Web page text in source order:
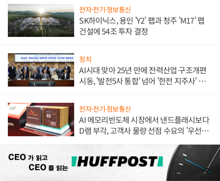
전자·전기·정보통신
SK하이닉스, 용인 'Y2' 팹과 청주 'M17' 팹
건설에 54조 투자 결정
정치
AI시대 맞아 25년 만에 전력산업 구조개편
시동, '발전5사 통합' 넘어 '한전 지주사' 재편
전자·전기·정보통신
AI 메모리반도체 시장에서 낸드플래시보다
D램 부각, 고객사 물량 선점 수요의 '우선순